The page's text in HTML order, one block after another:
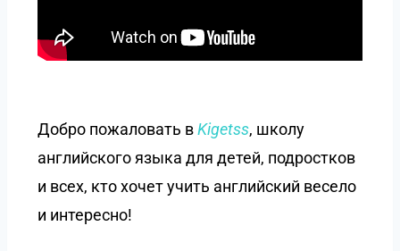
Добро пожаловать вKigetss, школу
английского языка для детей, подростков
и всех, кто хочет учить английский весело
и интересно!